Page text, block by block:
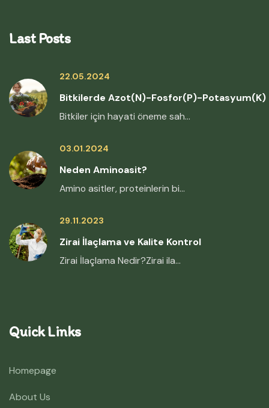
Last Posts
22.05.2024
Bitkilerde Azot(N)-Fosfor(P)-Potasyum(K)
Bitkiler için hayati öneme sah...
03.01.2024
Neden Aminoasit?
Amino asitler, proteinlerin bi...
29.11.2023
Zirai İlaçlama ve Kalite Kontrol
Zirai İlaçlama Nedir?Zirai ila...
Quick Links
Homepage
About Us